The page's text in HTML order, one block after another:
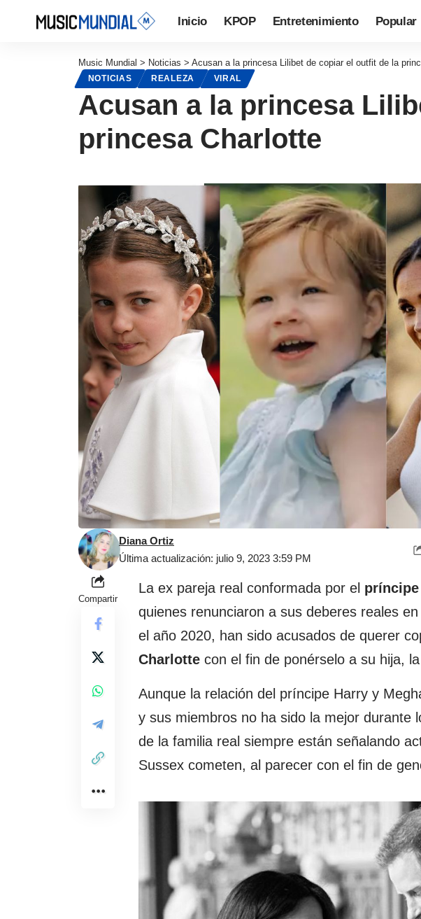
Inicio KPOP Entretenimiento Popular
Music Mundial > Noticias > Acusan a la princesa Lilibet de copiar el outfit de la
NOTICIAS REALEZA VIRAL
Acusan a la princesa
princesa Charlotte
Última actualización: julio 9, 2023 3:59 PM
Diana Ortiz
Compartir
La ex pareja real conformada por el
quienes renunciaron a sus deberes reales
el año 2020, han sido acusados de querer
Charlotte con el fin de ponérselo a su hija,
Aunque la relación del príncipe Harry y
y sus miembros no ha sido la mejor durante
de la familia real siempre están señalando
Sussex cometen, al parecer con el fin de